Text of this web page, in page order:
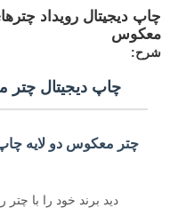
معکوس
شرح:
چاپ دیجیتال چتر
چتر معکوس دو لایه
دید برند خود را با